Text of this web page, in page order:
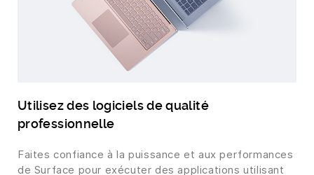
Utilisez des logiciels de qualité
professionnelle
Faites confiance à la puissance et aux performances
de Surface pour exécuter des applications utilisant